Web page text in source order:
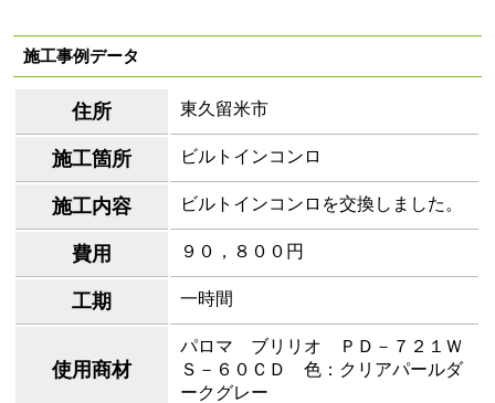
施工事例データ
住所 東久留米市
施工箇所 ビルトインコンロ
施工内容 ビルトインコンロを交換しました。
費用 ９０，８００円
工期 一時間
使用商材
パロマ ブリリオ ＰＤ－７２１Ｗ
Ｓ－６０ＣＤ 色：クリアパールダ
ークグレー